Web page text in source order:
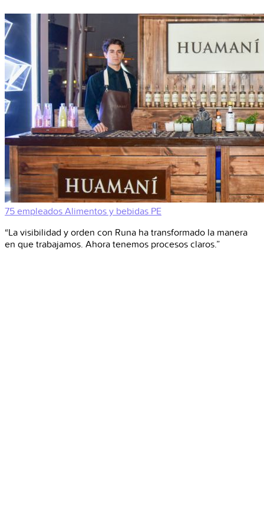
75 empleados Alimentos y bebidas PE
“La visibilidad y orden con Runa ha transformado la manera
en que trabajamos. Ahora tenemos procesos claros.”